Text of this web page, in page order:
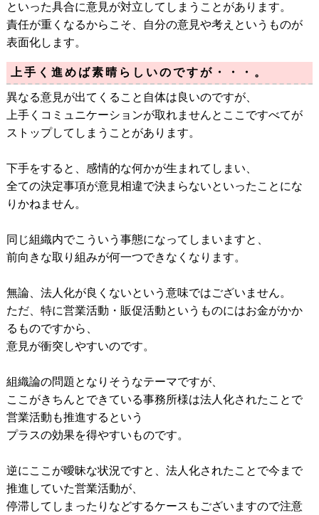
といった具合に意見が対立してしまうことがあります。
責任が重くなるからこそ、自分の意見や考えというものが
表面化します。
上手く進めば素晴らしいのですが・・・。
異なる意見が出てくること自体は良いのですが、
上手くコミュニケーションが取れませんとここですべてが
ストップしてしまうことがあります。
下手をすると、感情的な何かが生まれてしまい、
全ての決定事項が意見相違で決まらないといったことにな
りかねません。
同じ組織内でこういう事態になってしまいますと、
前向きな取り組みが何一つできなくなります。
無論、法人化が良くないという意味ではございません。
ただ、特に営業活動・販促活動というものにはお金がかか
るものですから、
意見が衝突しやすいのです。
組織論の問題となりそうなテーマですが、
ここがきちんとできている事務所様は法人化されたことで
営業活動も推進するという
プラスの効果を得やすいものです。
逆にここが曖昧な状況ですと、法人化されたことで今まで
推進していた営業活動が、
停滞してしまったりなどするケースもございますので注意